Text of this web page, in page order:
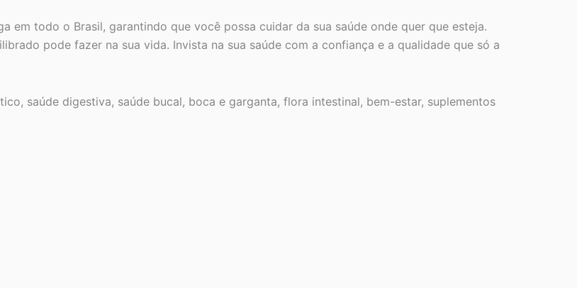
em todo o Brasil, garantindo que você possa cuidar da sua saúde onde quer que esteja.
pode fazer na sua vida. Invista na sua saúde com a confiança e a qualidade que só a
saúde digestiva, saúde bucal, boca e garganta, flora intestinal, bem-estar, suplementos